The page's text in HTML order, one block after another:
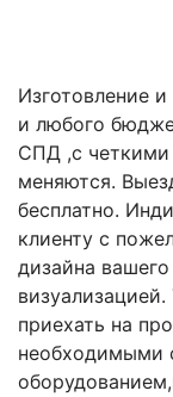
Изготовление
и любого
СПД ,с
меняются.
бесплатно.
клиенту с
дизайна
приехать на
необходимыми